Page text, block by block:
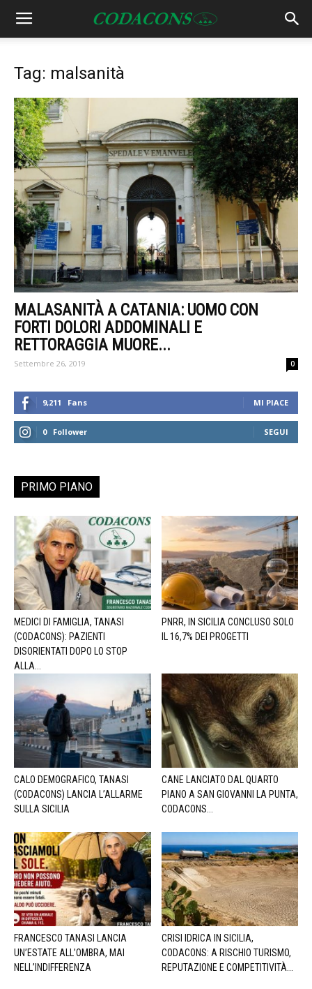
Tag: malsanità
MALASANITÀ A CATANIA: UOMO CON
FORTI DOLORI ADDOMINALI E
RETTORAGGIA MUORE...
Settembre 26, 2019 0
9,211 Fans MI PIACE
0 Follower SEGUI
PRIMO PIANO
MEDICI DI FAMIGLIA, TANASI
(CODACONS): PAZIENTI
DISORIENTATI DOPO LO STOP
ALLA...
PNRR, IN SICILIA CONCLUSO SOLO
IL 16,7% DEI PROGETTI
CALO DEMOGRAFICO, TANASI
(CODACONS) LANCIA L’ALLARME
SULLA SICILIA
CANE LANCIATO DAL QUARTO
PIANO A SAN GIOVANNI LA PUNTA,
CODACONS...
FRANCESCO TANASI LANCIA
UN’ESTATE ALL’OMBRA, MAI
NELL’INDIFFERENZA
CRISI IDRICA IN SICILIA,
CODACONS: A RISCHIO TURISMO,
REPUTAZIONE E COMPETITIVITÀ...